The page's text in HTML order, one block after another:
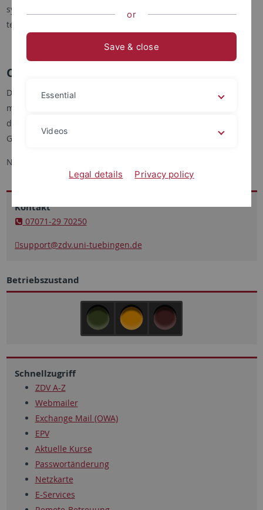
synchronisieren und bei Bedarf mit anderen Anwendern
teilen.
Cloud Computing
Das ZDV bietet in Verbindung mit anderen Einrichtungen
mehre Angebote für
die Fachdisziplinen Astrophysik, Bioinformatik und
Geowissenschaften.
Näheres finden Sie
Kontakt
07071-29 70250
support@zdv.uni-tuebingen.de
Betriebszustand
Schnellzugriff
ZDV A-Z
Webmailer
Exchange Mail (OWA)
EPV
Aktuelle Kurse
Passwortänderung
Netzkarte
E-Services
or
Save & close
Essential
Videos
Legal details Privacy policy